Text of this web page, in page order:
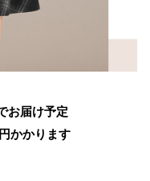
お届け予定
円かかります